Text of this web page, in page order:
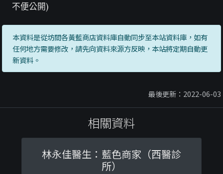
不便公開)
本資料是從坊間各黃藍商店資料庫自動同步至本站資料庫，如有
任何地方需要修改，請先向資料來源方反映，本站將定期自動更
新資料。
最後更新：2022-06-03
相關資料
林永佳醫生：藍色商家（西醫診
所）